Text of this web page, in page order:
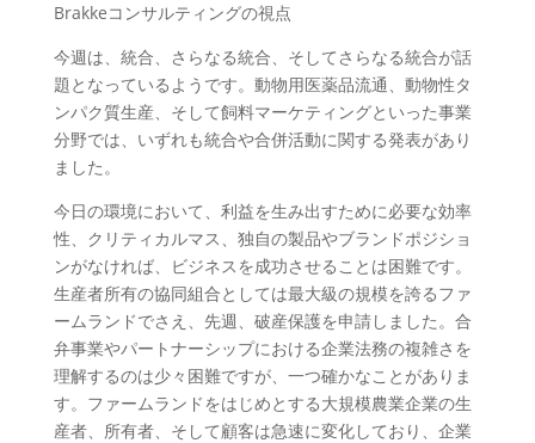
Brakkeコンサルティングの視点
今週は、統合、さらなる統合、そしてさらなる統合が話
題となっているようです。動物用医薬品流通、動物性タ
ンパク質生産、そして飼料マーケティングといった事業
分野では、いずれも統合や合併活動に関する発表があり
ました。
今日の環境において、利益を生み出すために必要な効率
性、クリティカルマス、独自の製品やブランドポジショ
ンがなければ、ビジネスを成功させることは困難です。
生産者所有の協同組合としては最大級の規模を誇るファ
ームランドでさえ、先週、破産保護を申請しました。合
弁事業やパートナーシップにおける企業法務の複雑さを
理解するのは少々困難ですが、一つ確かなことがありま
す。ファームランドをはじめとする大規模農業企業の生
産者、所有者、そして顧客は急速に変化しており、企業